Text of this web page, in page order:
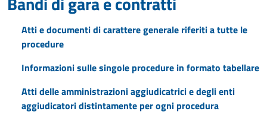
Atti e documenti di carattere generale riferiti a tutte le
procedure
Informazioni sulle singole procedure in formato tabellare
Atti delle amministrazioni aggiudicatrici e degli enti
aggiudicatori distintamente per ogni procedura